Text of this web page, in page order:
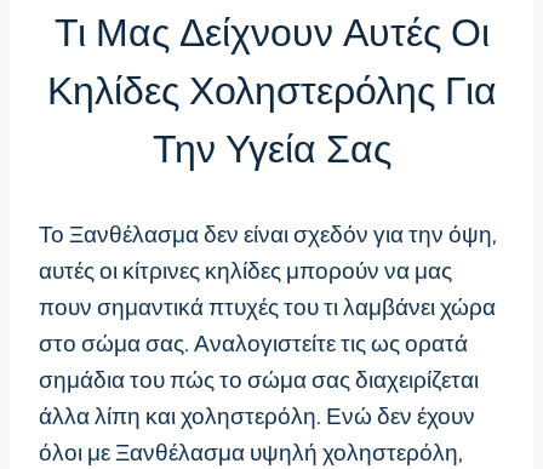
Τι Μας Δείχνουν Αυτές Οι
Κηλίδες Χοληστερόλης Για
Την Υγεία Σας
Το Ξανθέλασμα δεν είναι σχεδόν για την όψη,
αυτές οι κίτρινες κηλίδες μπορούν να μας
πουν σημαντικά πτυχές του τι λαμβάνει χώρα
στο σώμα σας. Αναλογιστείτε τις ως ορατά
σημάδια του πώς το σώμα σας διαχειρίζεται
άλλα λίπη και χοληστερόλη. Ενώ δεν έχουν
όλοι με Ξανθέλασμα υψηλή χοληστερόλη,